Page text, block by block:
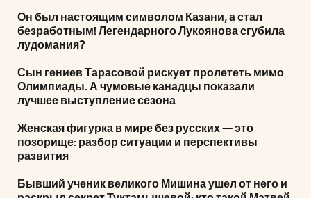
Он был настоящим символом Казани, а стал
безработным! Легендарного Лукоянова сгубила
лудомания?
Сын гениев Тарасовой рискует пролететь мимо
Олимпиады. А чумовые канадцы показали
лучшее выступление сезона
Женская фигурка в мире без русских — это
позорище: разбор ситуации и перспективы
развития
Бывший ученик великого Мишина ушел от него и